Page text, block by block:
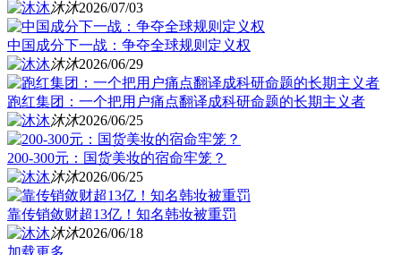
沐沐2026/07/03
中国成分下一战：争夺全球规则定义权
沐沐2026/06/29
跑红集团：一个把用户痛点翻译成科研命题的长期主义者
沐沐2026/06/25
200-300元：国货美妆的宿命牢笼？
沐沐2026/06/25
靠传销敛财超13亿！知名韩妆被重罚
沐沐2026/06/18
加载更多